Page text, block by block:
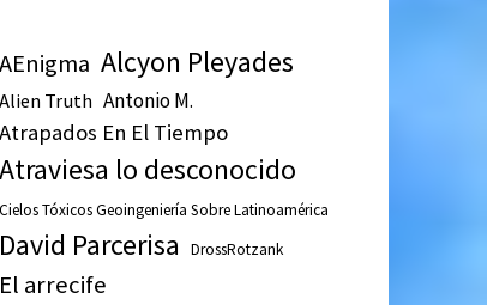
AEnigma Alcyon Pleyades
Alien Truth Antonio M.
Atrapados En El Tiempo
Atraviesa lo desconocido
Cielos Tóxicos Geoingeniería Sobre Latinoamérica
David Parcerisa DrossRotzank
El arrecife